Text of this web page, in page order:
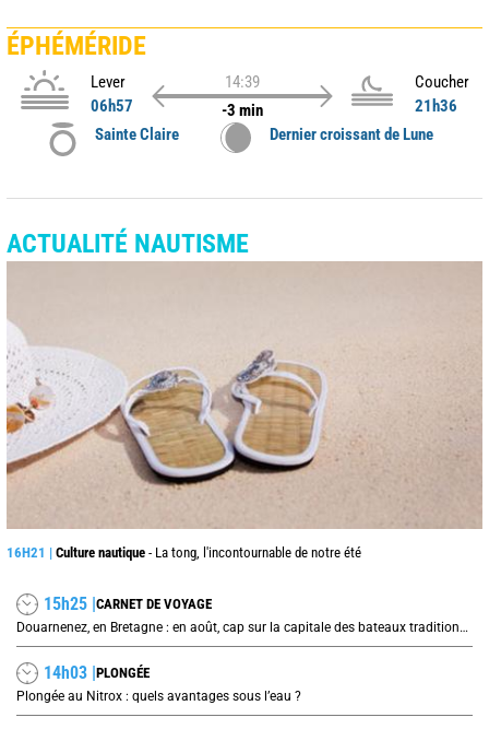
ÉPHÉMÉRIDE
Lever
06h57
14:39
-3 min
Coucher
21h36
Sainte Claire
Dernier croissant de Lune
ACTUALITÉ NAUTISME
16H21 | Culture nautique - La tong, l'incontournable de notre été
15h25 |CARNET DE VOYAGE
Douarnenez, en Bretagne : en août, cap sur la capitale des bateaux traditionnels et de la sardine
14h03 |PLONGÉE
Plongée au Nitrox : quels avantages sous l’eau ?